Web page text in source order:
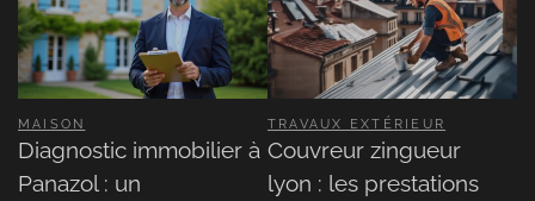
MAISON
Diagnostic immobilier à
Panazol : un
TRAVAUX EXTÉRIEUR
Couvreur zingueur
lyon : les prestations